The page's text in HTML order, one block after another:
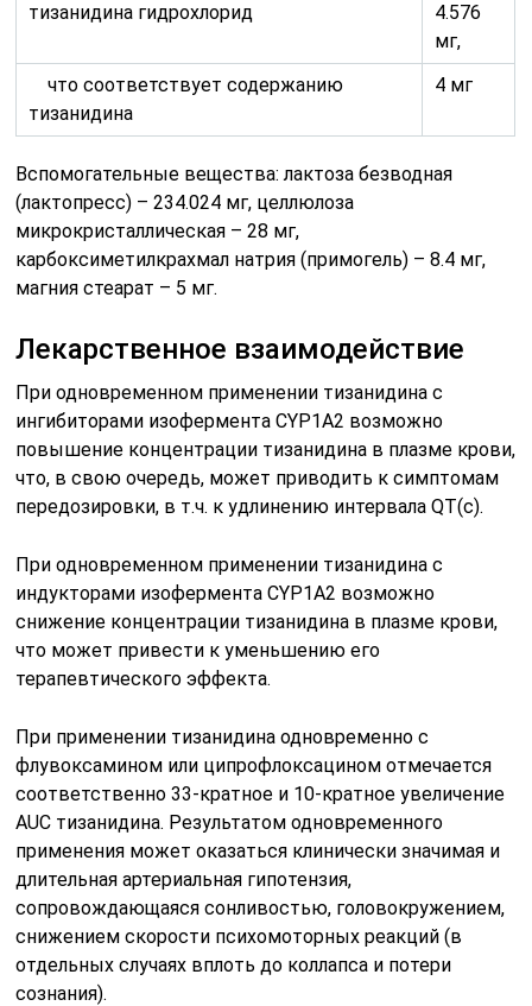
тизанидина гидрохлорид
4.576
мг,
что соответствует содержанию
тизанидина
4 мг
Вспомогательные вещества: лактоза безводная
(лактопресс) – 234.024 мг, целлюлоза
микрокристаллическая – 28 мг,
карбоксиметилкрахмал натрия (примогель) – 8.4 мг,
магния стеарат – 5 мг.
Лекарственное взаимодействие
При одновременном применении тизанидина с
ингибиторами изофермента CYP1А2 возможно
повышение концентрации тизанидина в плазме крови,
что, в свою очередь, может приводить к симптомам
передозировки, в т.ч. к удлинению интервала QT(c).
При одновременном применении тизанидина с
индукторами изофермента CYP1A2 возможно
снижение концентрации тизанидина в плазме крови,
что может привести к уменьшению его
терапевтического эффекта.
При применении тизанидина одновременно с
флувоксамином или ципрофлоксацином отмечается
соответственно 33-кратное и 10-кратное увеличение
AUC тизанидина. Результатом одновременного
применения может оказаться клинически значимая и
длительная артериальная гипотензия,
сопровождающаяся сонливостью, головокружением,
снижением скорости психомоторных реакций (в
отдельных случаях вплоть до коллапса и потери
сознания).